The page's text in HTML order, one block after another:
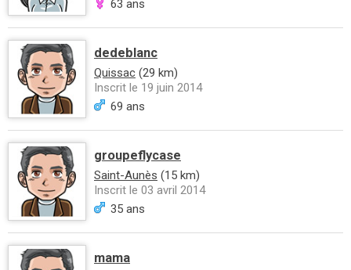
63 ans
dedeblanc
Quissac (29 km)
Inscrit le 19 juin 2014
69 ans
groupeflycase
Saint-Aunès (15 km)
Inscrit le 03 avril 2014
35 ans
mama